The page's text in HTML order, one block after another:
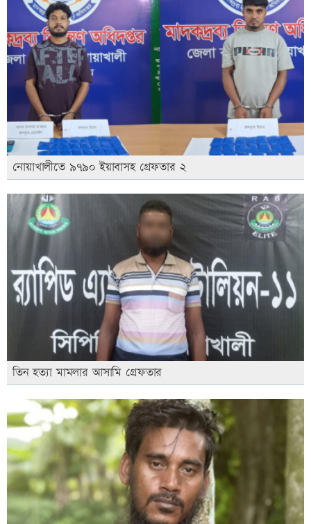
নোয়াখালীতে ৯৭৯০ ইয়াবাসহ গ্রেফতার ২
তিন হত্যা মামলার আসামি গ্রেফতার